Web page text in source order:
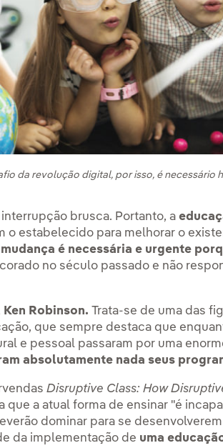
da revolução digital, por isso, é necessário
brusca. Portanto, a
o estabelecido para melhorar o
é necessária e urgente
no século passado e não
Ken Robinson. Trata-se de uma das
que sempre destaca que
e pessoal passaram por uma
absolutamente nada seus
Disruptive Class: How
que a atual forma de ensinar "é
dominar para se
da implementação de uma